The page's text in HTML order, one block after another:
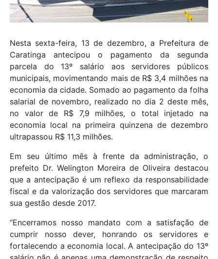
Nesta sexta-feira, 13 de dezembro, a Prefeitura de
Caratinga antecipou o pagamento da segunda
parcela do 13º salário aos servidores públicos
municipais, movimentando mais de R$ 3,4 milhões na
economia da cidade. Somado ao pagamento da folha
salarial de novembro, realizado no dia 2 deste mês,
no valor de R$ 7,9 milhões, o total injetado na
economia local na primeira quinzena de dezembro
ultrapassou R$ 11,3 milhões.
Em seu último mês à frente da administração, o
prefeito Dr. Welington Moreira de Oliveira destacou
que a antecipação é um reflexo da responsabilidade
fiscal e da valorização dos servidores que marcaram
sua gestão desde 2017.
“Encerramos nosso mandato com a satisfação de
cumprir nosso dever, honrando os servidores e
fortalecendo a economia local. A antecipação do 13º